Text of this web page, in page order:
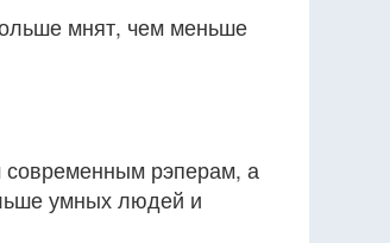
мнят, чем меньше
рэперам, а
умных людей и